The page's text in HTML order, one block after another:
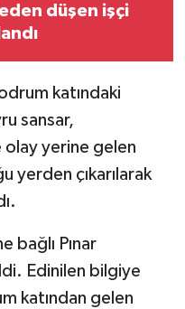
düşen işçi
katındaki
sansar,
olay yerine gelen
yerden çıkarılarak
bağlı Pınar
Edinilen bilgiye
katından gelen